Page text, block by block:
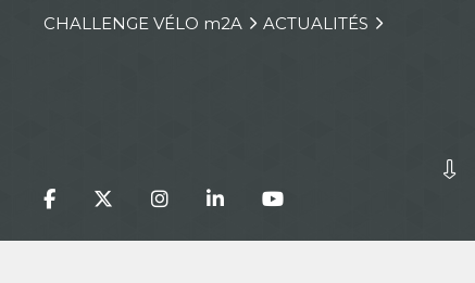
CHALLENGE VÉLO m2A ACTUALITÉS